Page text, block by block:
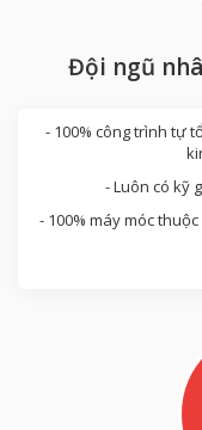
Đội ngũ
- 100% công trình tự
- Luôn có kỹ
- 100% máy móc